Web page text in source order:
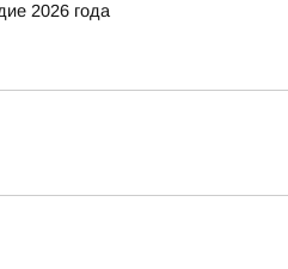
2026 года